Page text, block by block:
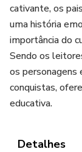
cativante, os
uma história
importância do
Sendo os
os
conquistas,
educativa.
Detalhes